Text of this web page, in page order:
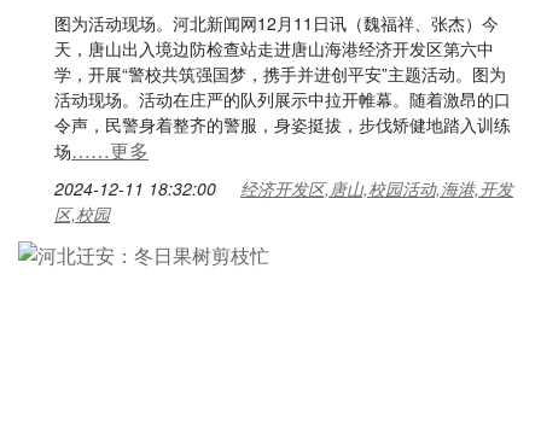
图为活动现场。河北新闻网12月11日讯（魏福祥、张杰）今
天，唐山出入境边防检查站走进唐山海港经济开发区第六中
学，开展“警校共筑强国梦，携手并进创平安”主题活动。图为
活动现场。活动在庄严的队列展示中拉开帷幕。随着激昂的口
令声，民警身着整齐的警服，身姿挺拔，步伐矫健地踏入训练
场……更多
2024-12-11 18:32:00
经济开发区,唐山,校园活动,海港,开发
区,校园